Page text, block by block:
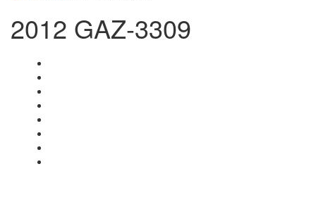
2012 GAZ-3309